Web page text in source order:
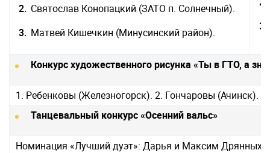
Святослав Конопацкий (ЗАТО п. Солнечный).
Матвей Кишечкин (Минусинский район).
Конкурс художественного рисунка «Ты в ГТО, а
1. Ребенковы (Железногорск). 2. Гончаровы (Ачинск).
Танцевальный конкурс «Осенний вальс»
Номинация «Лучший дуэт»: Дарья и Максим Дрянных